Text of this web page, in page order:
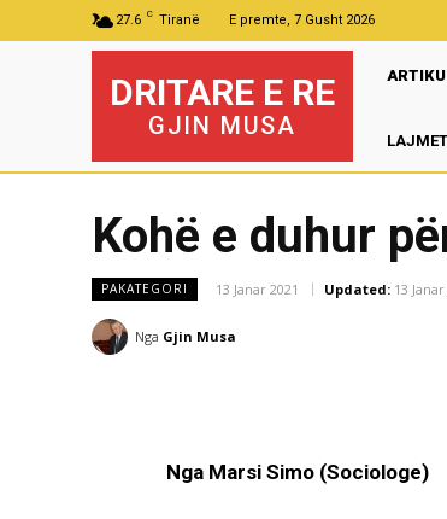
27.6 C Tiranë E premte, 7 Gusht 2026
DRITARE E RE
GJIN MUSA
Kohë e duhur
PAKATEGORI 13 Janar 2021 Updated: 13 Janar
Nga Gjin Musa
Nga Marsi Simo (Sociologe)